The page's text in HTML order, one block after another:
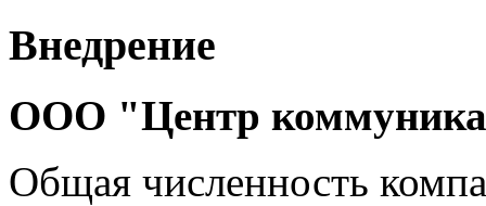
Внедрение
ООО "Центр
Общая численность